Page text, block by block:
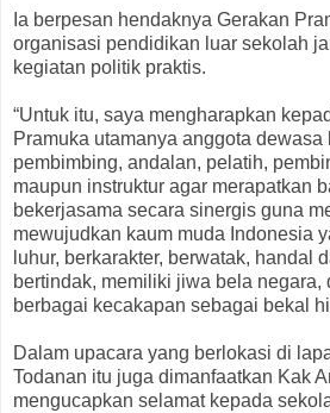
Ia berpesan hendaknya Gerakan
organisasi pendidikan luar sekolah
kegiatan politik praktis.
“Untuk itu, saya mengharapkan
Pramuka utamanya anggota
pembimbing, andalan, pelatih,
maupun instruktur agar merapatkan
bekerjasama secara sinergis guna
mewujudkan kaum muda Indonesia
luhur, berkarakter, berwatak, handal
bertindak, memiliki jiwa bela negara,
berbagai kecakapan sebagai bekal
Dalam upacara yang berlokasi di
Todanan itu juga dimanfaatkan Kak
mengucapkan selamat kepada